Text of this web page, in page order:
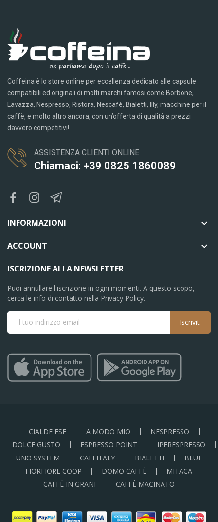
Coffeina è lo store online per eccellenza dedicato alle capsule
compatibili ed originali di molti marchi famosi come Borbone,
Lavazza, Nespresso, Ristora, Nescafè, Bialetti, Illy, macchine per il
caffè, e molto altro ancora, con un’offerta di qualità a prezzi
davvero competitivi!
ASSISTENZA CLIENTI ONLINE
Chiamaci: +39 0825 1860089
INFORMAZIONI 
ACCOUNT 
ISCRIZIONE ALLA NEWSLETTER
Puoi annullare l'iscrizione in ogni momenti. A questo scopo,
cerca le info di contatto nella Privacy Policy.
Iscriviti
CIALDE ESE A MODO MIO
NESPRESSO
DOLCE GUSTO
ESPRESSO POINT
IPERESPRESSO
UNO SYSTEM
CAFFITALY BIALETTI
BLUE
FIORFIORE COOP
DOMO CAFFÈ
MITACA
CAFFÈ IN GRANI
CAFFÈ MACINATO